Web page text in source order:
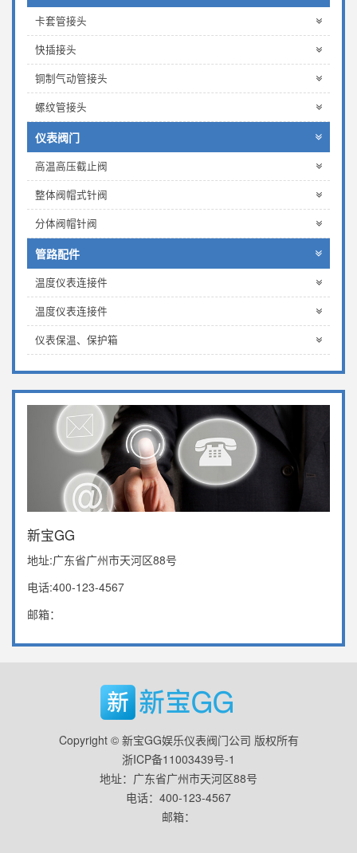
卡套管接头
快插接头
铜制气动管接头
螺纹管接头
仪表阀门
高温高压截止阀
整体阀帽式针阀
分体阀帽针阀
管路配件
温度仪表连接件
温度仪表连接件
仪表保温、保护箱
新宝GG
地址:广东省广州市天河区88号
电话:400-123-4567
邮箱：
Copyright © 新宝GG娱乐仪表阀门公司 版权所有
浙ICP备11003439号-1
地址：广东省广州市天河区88号
电话：400-123-4567
邮箱：